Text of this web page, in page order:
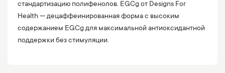
стандартизацию полифенолов. EGCg от Designs For
Health — децаффеинированная форма с высоким
содержанием EGCg для максимальной антиоксидантной
поддержки без стимуляции.